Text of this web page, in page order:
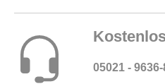
05021 -